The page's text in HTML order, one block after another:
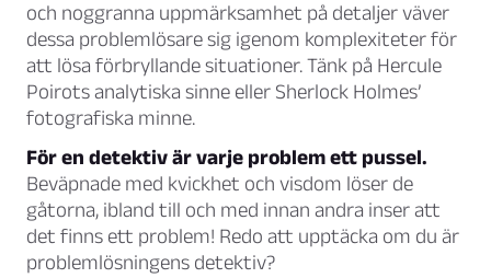
och noggranna uppmärksamhet på detaljer väver
dessa problemlösare sig igenom komplexiteter för
att lösa förbryllande situationer. Tänk på Hercule
Poirots analytiska sinne eller Sherlock Holmes’
fotografiska minne.
För en detektiv är varje problem ett pussel.
Beväpnade med kvickhet och visdom löser de
gåtorna, ibland till och med innan andra inser att
det finns ett problem! Redo att upptäcka om du är
problemlösningens detektiv?